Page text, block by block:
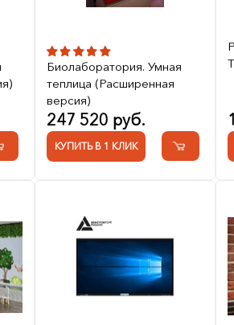
Биолаборатория. Умная
теплица (Расширенная
версия)
247 520 руб.
КУПИТЬ В 1 КЛИК